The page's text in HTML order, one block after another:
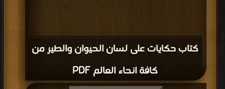
كتاب حكايات على لسان الحيوان والطير من
كافة انحاء العالم PDF